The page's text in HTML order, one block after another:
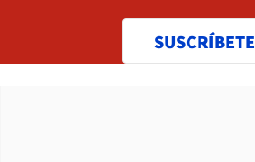
SUSCRÍBETE